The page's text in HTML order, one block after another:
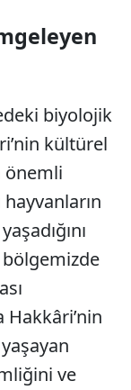
biyolojik
kültürel
önemli
Hakkâri’nin
ve